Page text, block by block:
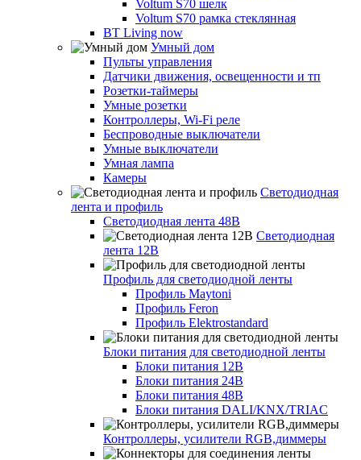
Voltum S70 шелк
Voltum S70 рамка стеклянная
BT Living now
Умный дом
Пульты управления
Датчики движения, освещенности и тп
Розетки-таймеры
Умные розетки
Контроллеры, Wi-Fi реле
Беспроводные выключатели
Умные выключатели
Умная лампа
Камеры
Светодиодная
лента и профиль
Светодиодная лента 48В
Светодиодная
лента 12В
Профиль для светодиодной ленты
Профиль Maytoni
Профиль Feron
Профиль Elektrostandard
Блоки питания для светодиодной ленты
Блоки питания 12В
Блоки питания 24В
Блоки питания 48В
Блоки питания DALI/KNX/TRIAC
Контроллеры, усилители RGB,диммеры